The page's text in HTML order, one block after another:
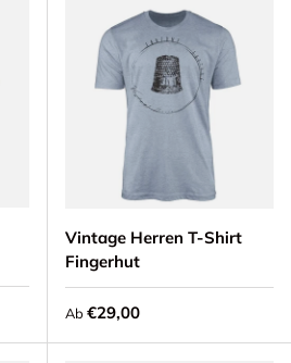
Vintage Herren T-Shirt
Fingerhut
Ab Normaler Preis
€29,00